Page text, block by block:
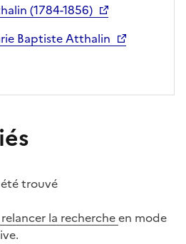
(1784-1856)
Baptiste Atthalin
trouvé
relancer la rechercheen mode